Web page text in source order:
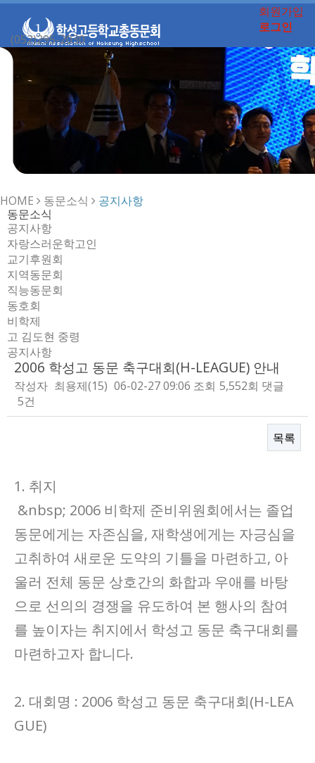
navigation
회원가입
로그인
(052)295-2030
HOME 동문소식
공지사항
동문소식
공지사항
자랑스러운학고인
교기후원회
지역동문회
직능동문회
동호회
비학제
고 김도현 중령
공지사항
2006 학성고 동문 축구대회(H-LEAGUE) 안내
작성자 최용제(15) 06-02-27 09:06 조회 5,552회 댓글
5건
목록
1. 취지
&nbsp; 2006 비학제 준비위원회에서는 졸업
동문에게는 자존심을, 재학생에게는 자긍심을
고취하여 새로운 도약의 기틀을 마련하고, 아
울러 전체 동문 상호간의 화합과 우애를 바탕
으로 선의의 경쟁을 유도하여 본 행사의 참여
를 높이자는 취지에서 학성고 동문 축구대회를
마련하고자 합니다.
2. 대회명 : 2006 학성고 동문 축구대회(H-LEA
GUE)